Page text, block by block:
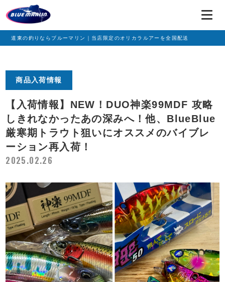
道東の釣りならブルーマリン｜当店限定のオリカラルアーを全国配送
商品入荷情報
【入荷情報】NEW！DUO神楽99MDF 攻略
しきれなかったあの深みへ！他、BlueBlue
厳寒期トラウト狙いにオススメのバイブレ
ーション再入荷！
2025.02.26